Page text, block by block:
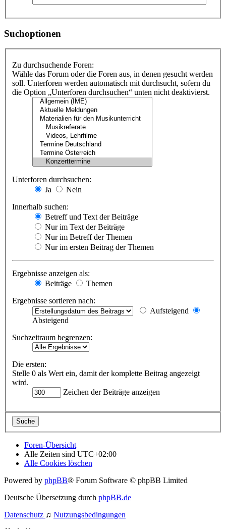
Suchoptionen
Zu durchsuchende Foren:
Wähle das Forum oder die Foren aus, in denen gesucht werden
soll. Unterforen werden automatisch mit durchsucht, sofern du
die Option „Unterforen durchsuchen“ unten nicht deaktivierst.
Unterforen durchsuchen:
Ja
Nein
Innerhalb suchen:
Betreff und Text der Beiträge
Nur im Text der Beiträge
Nur im Betreff der Themen
Nur im ersten Beitrag der Themen
Ergebnisse anzeigen als:
Beiträge
Themen
Ergebnisse sortieren nach:
Aufsteigend
Absteigend
Suchzeitraum begrenzen:
Die ersten:
Stelle 0 als Wert ein, damit der komplette Beitrag angezeigt
wird.
Zeichen der Beiträge anzeigen
Foren-Übersicht
Alle Zeiten sind UTC+02:00
Alle Cookies löschen
Powered by phpBB® Forum Software © phpBB Limited
Deutsche Übersetzung durch phpBB.de
Datenschutz ♫ Nutzungsbedingungen